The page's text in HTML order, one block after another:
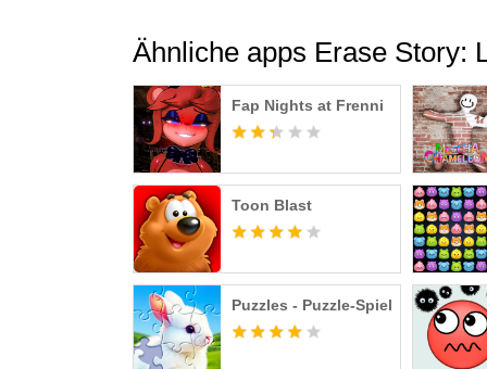
Ähnliche apps Erase Story:
Fap Nights at Frenni
Toon Blast
Puzzles - Puzzle-Spiel